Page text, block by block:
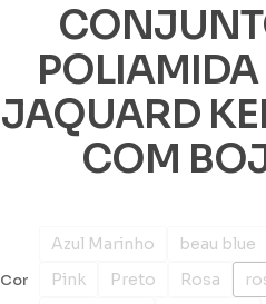
POLIAMIDA
JAQUARD
COM
Cor
Azul Marinho beau blue
Pink
Preto Rosa